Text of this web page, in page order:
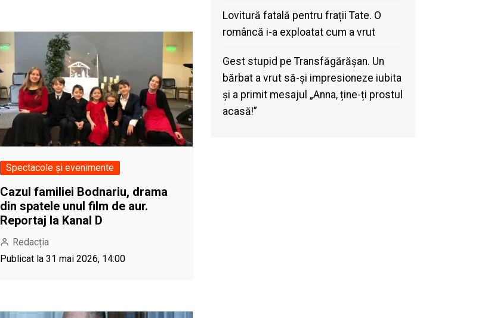
Spectacole și evenimente
Cazul familiei Bodnariu, drama
din spatele unul film de aur.
Reportaj la Kanal D
Redacția
Publicat la 31 mai 2026, 14:00
Lovitură fatală pentru frații Tate. O
româncă i-a exploatat cum a vrut
Gest stupid pe Transfăgărășan. Un
bărbat a vrut să-și impresioneze iubita
și a primit mesajul „Anna, ține-ți prostul
acasă!”